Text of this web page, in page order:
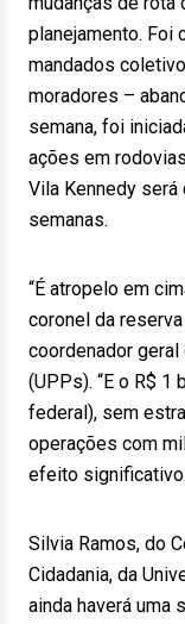
planejamento. Foi
mandados
moradores –
semana, foi
ações em
Vila Kennedy
semanas.
“É atropelo em
coronel da
coordenador
(UPPs). “E o R$
federal), sem
operações com
efeito significativo.
Silvia Ramos, do
Cidadania, da
ainda haverá uma